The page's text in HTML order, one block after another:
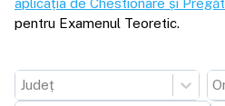
aplicația de Chestionare și
pentru Examenul Teoretic.
Județ